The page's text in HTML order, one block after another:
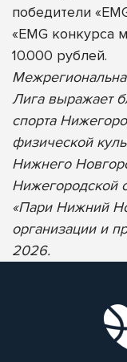
победители
«EMG конкурса
10.000 рублей.
Лига выражает
спорта
физической
Нижнего
Нижегородской
«Пари Нижний
организации и
2026.